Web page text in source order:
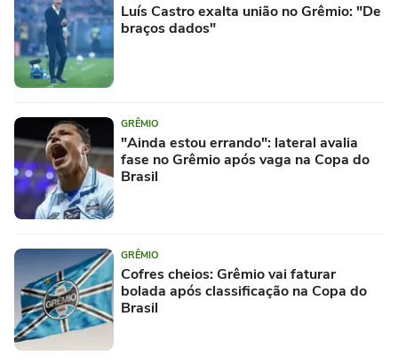
Luís Castro exalta união no Grêmio: "De
braços dados"
GRÊMIO
"Ainda estou errando": lateral avalia
fase no Grêmio após vaga na Copa do
Brasil
GRÊMIO
Cofres cheios: Grêmio vai faturar
bolada após classificação na Copa do
Brasil